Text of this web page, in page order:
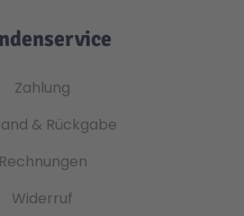
Zahlung
& Rückgabe
Rechnungen
Widerruf